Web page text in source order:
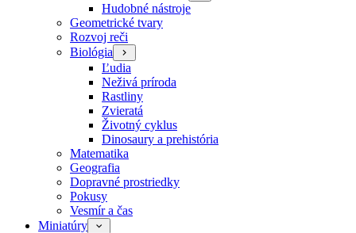
Hudobné nástroje
Geometrické tvary
Rozvoj reči
Biológia
Ľudia
Neživá príroda
Rastliny
Zvieratá
Životný cyklus
Dinosaury a prehistória
Matematika
Geografia
Dopravné prostriedky
Pokusy
Vesmír a čas
Miniatúry